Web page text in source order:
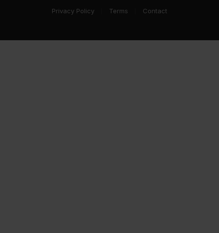
Privacy Policy Terms Contact